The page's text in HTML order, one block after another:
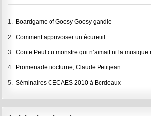
1. Boardgame of Goosy Goosy gandle
2.Comment apprivoiser un écureuil
3.Conte Peul du monstre qui n’aimait ni la musique
4. Promenade nocturne, Claude Petitjean
5.Séminaires CECAES 2010 à Bordeaux